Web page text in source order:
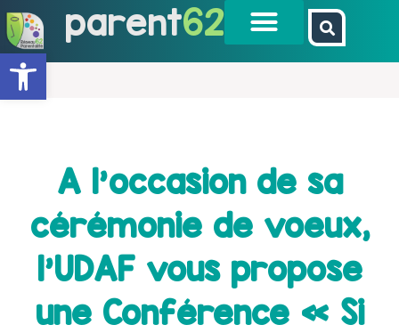
Ouvrir la barre d’outils
parent62
A l’occasion de sa
cérémonie de voeux,
l’UDAF vous propose
une Conférence « Si